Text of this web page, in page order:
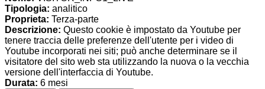
Tipologia: analitico
Proprieta: Terza-parte
Descrizione: Questo cookie è impostato da Youtube per
tenere traccia delle preferenze dell'utente per i video di
Youtube incorporati nei siti; può anche determinare se il
visitatore del sito web sta utilizzando la nuova o la vecchia
versione dell'interfaccia di Youtube.
Durata: 6 mesi